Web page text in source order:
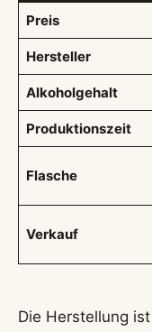
Preis
Hersteller
Alkoholgehalt
Produktionszeit
Flasche
Verkauf
Die Herstellung